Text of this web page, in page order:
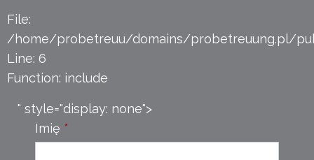
File:
/home/probetreuu/domains/probetreuung.pl/
Line: 6
Function: include
" style="display: none">
Imię